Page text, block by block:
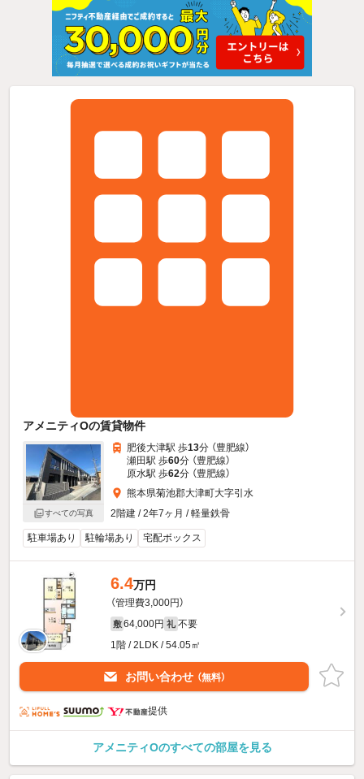
アメニティOの賃貸物件
すべての写真
肥後大津駅 歩13分 （豊肥線）
瀬田駅 歩60分 （豊肥線）
原水駅 歩62分 （豊肥線）
熊本県菊池郡大津町大字引水
2階建 / 2年7ヶ月 / 軽量鉄骨
駐車場あり 駐輪場あり 宅配ボックス
6.4万円
（管理費3,000円）
敷 64,000円 礼 不要
1階 / 2LDK / 54.05㎡
お問い合わせ （無料）
提供
アメニティOのすべての部屋を見る